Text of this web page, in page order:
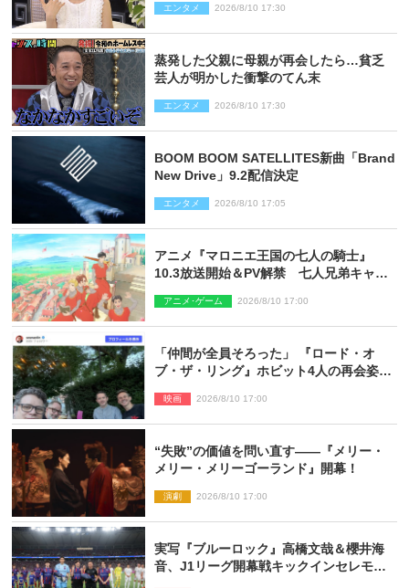
エンタメ 2026/8/10 17:30
蒸発した父親に母親が再会したら…貧乏
芸人が明かした衝撃のてん末
エンタメ 2026/8/10 17:30
BOOM BOOM SATELLITES新曲「Brand
New Drive」9.2配信決定
エンタメ 2026/8/10 17:05
アニメ『マロニエ王国の七人の騎士』
10.3放送開始＆PV解禁 七人兄弟キャス
アニメ･ゲーム 2026/8/10 17:00
「仲間が全員そろった」 『ロード・オ
ブ・ザ・リング』ホビット4人の再会姿に
映画 2026/8/10 17:00
“失敗”の価値を問い直す――『メリー・
メリー・メリーゴーランド』開幕！
演劇 2026/8/10 17:00
実写『ブルーロック』高橋文哉＆櫻井海
音、J1リーグ開幕戦キックインセレモニ